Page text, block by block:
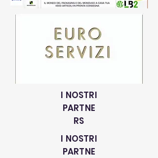
I NOSTRI
PARTNE
RS
I NOSTRI
PARTNE